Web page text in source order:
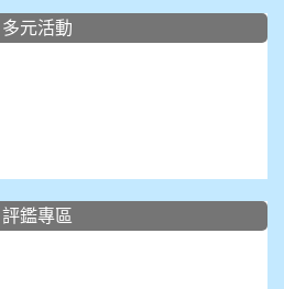
多元活動
評鑑專區